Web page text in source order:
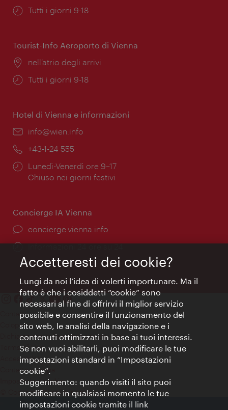
Orari
Tutti i giorni 9-18
Tourist-Info Aeroporto di Vienna
Posizione:
nell’atrio degli arrivi
Orari
Tutti i giorni 9-18
Hotel di Vienna e informazioni
Email:
info@wien.info
Telefono:
+43-1-24 555
Orari
di
Lunedì-Venerdì ore 9–17
Chiuso nei giorni festivi
Concierge IA Vienna
Ort:
concierge.vienna.info
Öffnungszeiten:
Informazioni 24 ore su 24
Contatti
Colophon
Dichiarazione sulla protezione dei dati
Terms of Use
Accessibilità
Contatto stampa
Impostazioni cookie
© Copyright WienTourismus
Accetteresti dei cookie?
Lungi da noi l’idea di volerti importunare. Ma il
fatto è che i cosiddetti “cookie” sono
necessari al fine di offrirvi il miglior servizio
possibile e consentire il funzionamento del
sito web, le analisi della navigazione e i
contenuti ottimizzati in base ai tuoi interessi.
Se non vuoi abilitarli, puoi modificare le tue
impostazioni standard in “Impostazioni
cookie”.
Suggerimento: quando visiti il sito puoi
modificare in qualsiasi momento le tue
impostazioni cookie tramite il link